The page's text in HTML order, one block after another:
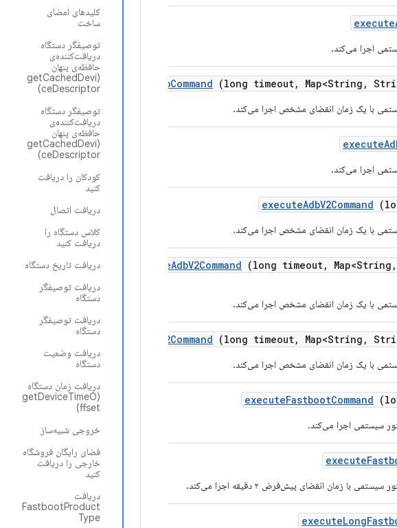
کلیدهای امضای
ساخت
توصیفگر دستگاه
دریافت‌کننده‌ی
حافظه‌ی پنهان
(getCachedDevi
ceDescriptor)
توصیفگر دستگاه
دریافت‌کننده‌ی
حافظه‌ی پنهان
(getCachedDevi
ceDescriptor)
کودکان را دریافت
کنید
دریافت اتصال
کلاس دستگاه را
دریافت کنید
دریافت تاریخ دستگاه
دریافت توصیفگر
دستگاه
دریافت توصیفگر
دستگاه
دریافت وضعیت
دستگاه
دریافت زمان دستگاه
(getDeviceTimeO
ffset)
خروجی شبیه‌ساز
فضای رایگان فروشگاه
خارجی را دریافت
کنید
دریافت
FastbootProduct
Type
execute
AdbCommand (long timeout, Map<String ,
execute
executeAdbV2Command
executeAdbV2Command (long timeout, Map<String ,
V2Command (long timeout, Map<String ,
executeFastbootCommand
execute
executeLong